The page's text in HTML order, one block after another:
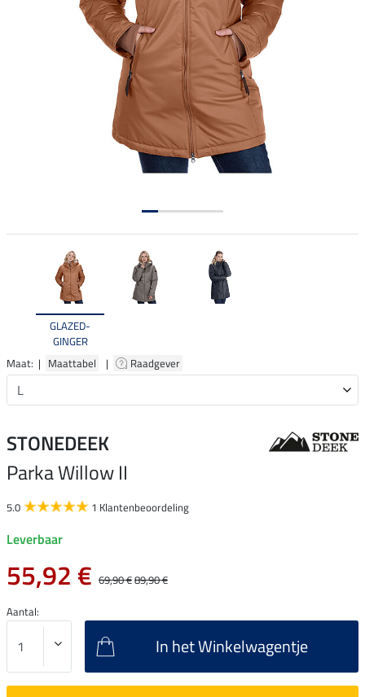
GLAZED-
GINGER
Maat: | Maattabel | Raadgever
STONEDEEK
Parka Willow II
5.0 1 Klantenbeoordeling
Leverbaar
55,92 € 69,90 €89,90 €
Aantal:
In het Winkelwagentje